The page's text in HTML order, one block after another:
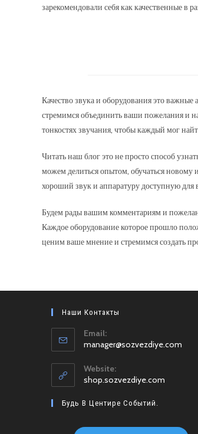
зарекомендовали себя как качественные в
Качество звука и оборудования это
стремимся объединить ваши пожелания и
тонкостях звучания, чтобы каждый мог
Читать наш блог это не просто способ
можем делиться опытом, обучаться новому
хороший звук и аппаратуру доступную
Будем рады вашим комментариям и
Каждое оборудование которое прошло
ценим ваше мнение и стремимся создать
Наши Контакты
Email:
manager@sozvezdiye.com
Website:
shop.sozvezdiye.com
Будь В Центире Событий.